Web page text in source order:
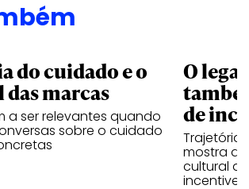
do cuidado e o
das marcas
a ser relevantes quando
sobre o cuidado
O
de
Trajetória
mostra
cultural
incentive